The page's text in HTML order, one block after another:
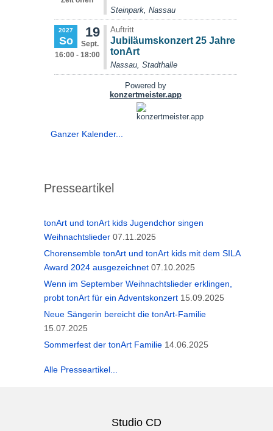
Ganzer Kalender...
Presseartikel
tonArt und tonArt kids Jugendchor singen
Weihnachtslieder 07.11.2025
Chorensemble tonArt und tonArt kids mit dem SILA
Award 2024 ausgezeichnet 07.10.2025
Wenn im September Weihnachtslieder erklingen,
probt tonArt für ein Adventskonzert 15.09.2025
Neue Sängerin bereicht die tonArt-Familie
15.07.2025
Sommerfest der tonArt Familie 14.06.2025
Alle Presseartikel...
Studio CD